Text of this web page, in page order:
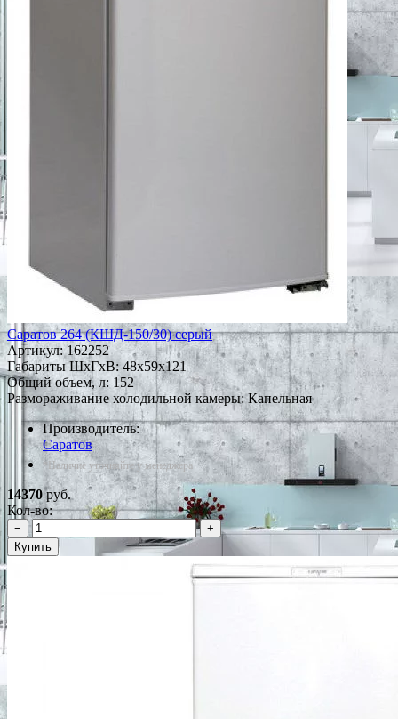
Саратов 264 (КШД-150/30) серый
Артикул:162252
Габариты ШxГxВ: 48x59x121
Общий объем, л: 152
Размораживание холодильной камеры: Капельная
Производитель:
Саратов
*Наличие уточняйте у менеджера
14370руб.
Кол-во:
−
+
Купить